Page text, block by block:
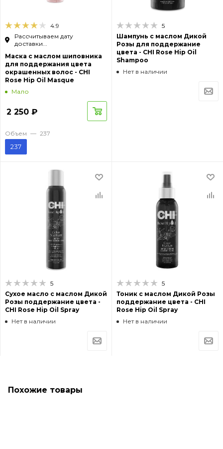
4.9
Рассчитываем дату
доставки...
Маска с маслом шиповника
для поддержания цвета
окрашенных волос - CHI
Rose Hip Oil Masque
Мало
2 250 ₽
Объем — 237
237
5
Шампунь с маслом Дикой
Розы для поддержание
цвета - CHI Rose Hip Oil
Shampoo
Нет в наличии
5
Сухое масло с маслом Дикой
Розы поддержание цвета -
CHI Rose Hip Oil Spray
Нет в наличии
5
Тоник с маслом Дикой Розы
поддержание цвета - CHI
Rose Hip Oil Spray
Нет в наличии
Похожие товары